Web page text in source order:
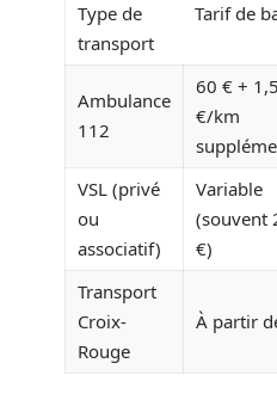
Type de
transport
Tarif de
Ambulance
112
60 € + 1,5
€/km
VSL (privé
ou
associatif)
Variable
(souvent
€)
Transport
Croix-
Rouge
À partir